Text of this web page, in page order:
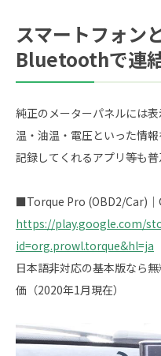
スマートフォン
Bluetoothで連
純正のメーターパネルには
温・油温・電圧といった情
記録してくれるアプリ等も普
■Torque Pro (OBD2/Car)
https://play.google.com/
id=org.prowl.torque&hl=ja
日本語非対応の基本版なら
価（2020年1月現在）